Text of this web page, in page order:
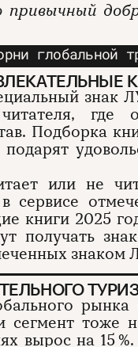
глобальной
знак
где
Подборка
или не
сервисе
книги 2025
получать
знаком
рынка
сегмент тоже
вырос на 15